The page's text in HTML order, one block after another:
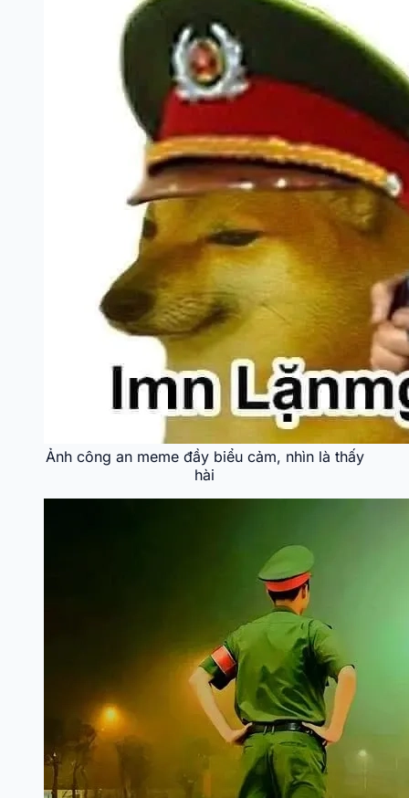
Ảnh công an meme đầy biểu cảm, nhìn là thấy
hài